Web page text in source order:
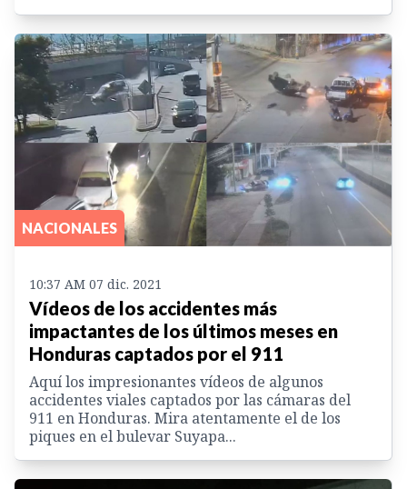
NACIONALES
10:37 AM 07 dic. 2021
Vídeos de los accidentes más
impactantes de los últimos meses en
Honduras captados por el 911
Aquí los impresionantes vídeos de algunos
accidentes viales captados por las cámaras del
911 en Honduras. Mira atentamente el de los
piques en el bulevar Suyapa...